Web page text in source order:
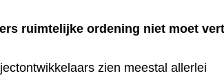
ruimtelijke ordening niet moet
zien meestal allerlei